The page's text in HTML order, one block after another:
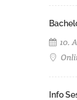
10.
Info